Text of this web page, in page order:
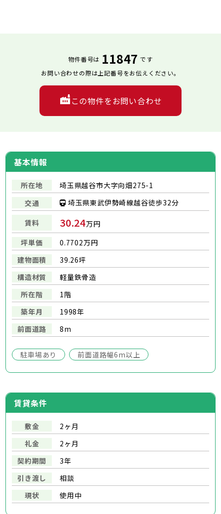
基本情報
所在地
埼玉県越谷市大字向畑275-1
交通
埼玉県東武伊勢崎線越谷徒歩32分
賃料 30.24万円
坪単価
0.7702万円
建物面積
39.26坪
構造材質
軽量鉄骨造
所在階
1階
築年月
1998年
前面道路
8m
駐車場あり 前面道路幅6m以上
物件番号は 11847 です
お問い合わせの際は上記番号をお伝えください。
この物件をお問い合わせ
賃貸条件
敷金
2ヶ月
礼金
2ヶ月
契約期間
3年
引き渡し
相談
現状
使用中